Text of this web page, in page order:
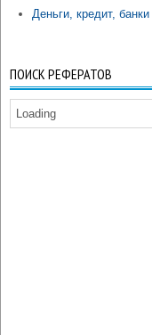
Деньги, кредит,
ПОИСК РЕФЕРАТОВ
Loading